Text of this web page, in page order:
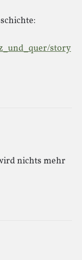
story
nichts mehr